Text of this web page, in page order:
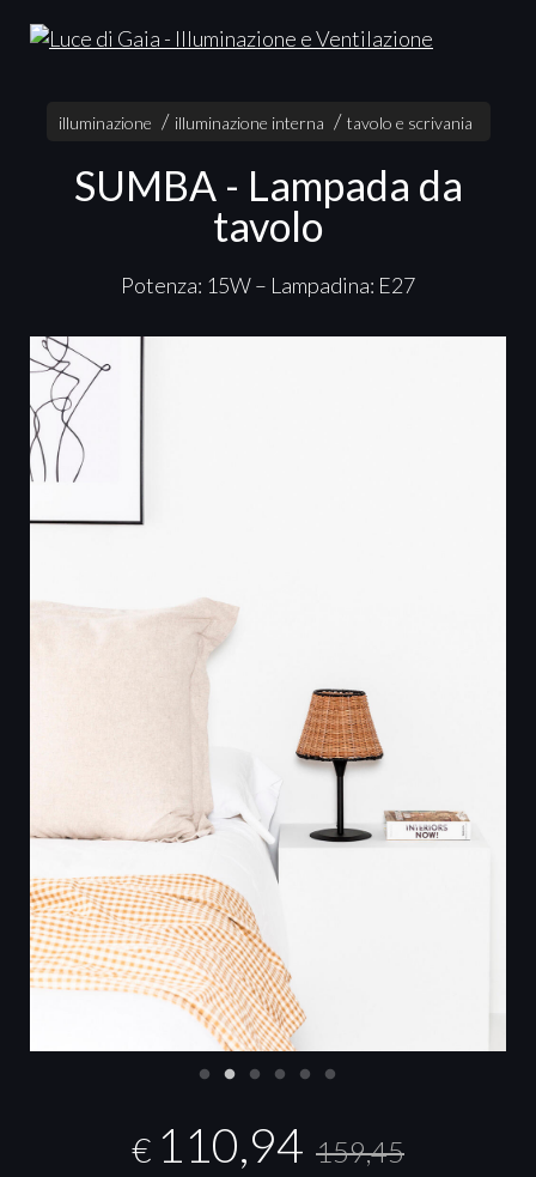
illuminazione illuminazione interna tavolo e scrivania
SUMBA - Lampada da
tavolo
Potenza: 15W – Lampadina: E27
€ 110,94 159,45